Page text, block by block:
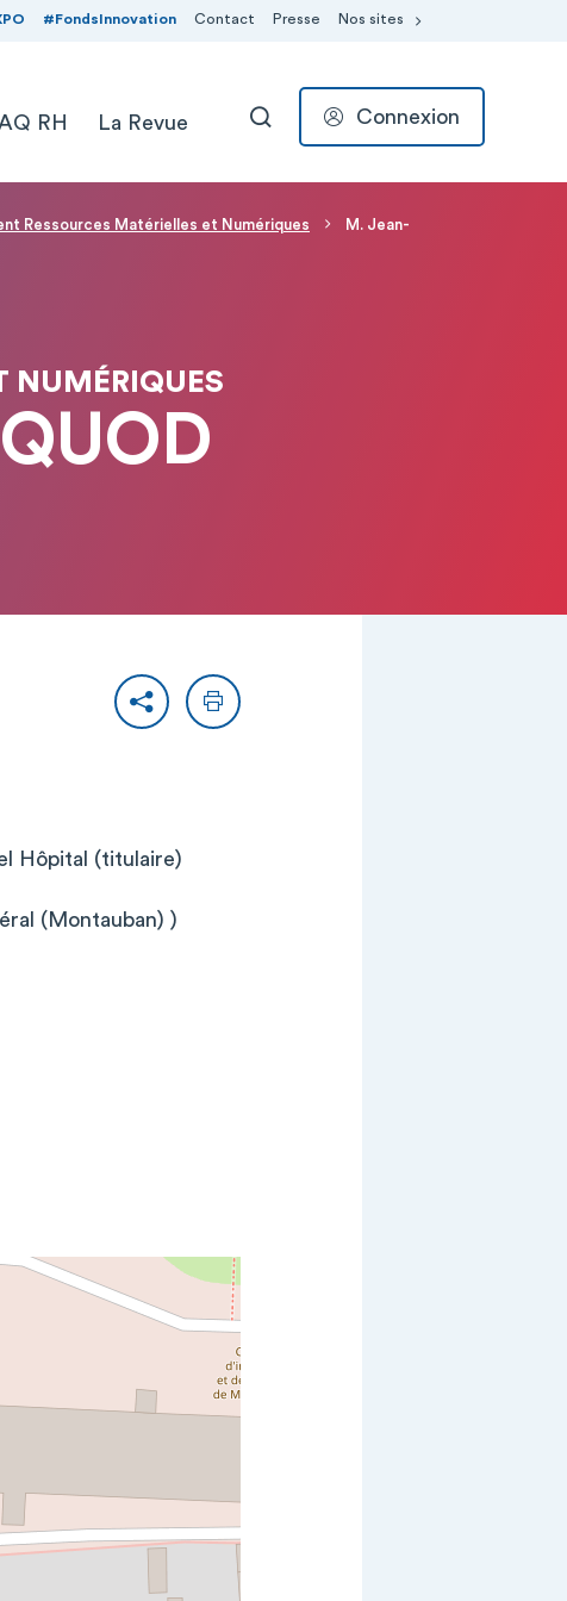
#FondsInnovation Contact Presse Nos sites
RH La Revue RECHERCHER
Connexion
Ressources Matérielles et Numériques
M. Jean-
NUMÉRIQUES
PartagerImprimer
Hôpital (titulaire)
(Montauban) )